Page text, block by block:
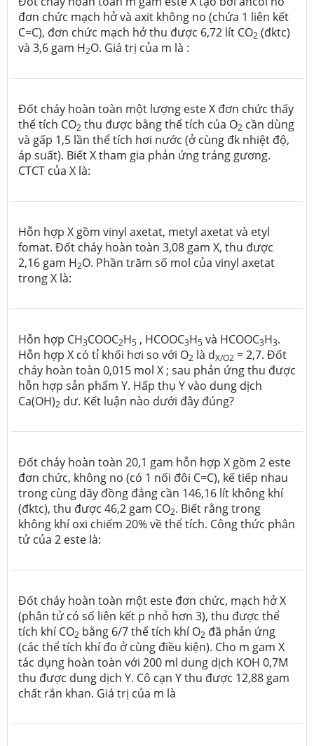
đơn chức mạch hở và axit không no (chứa 1 liên kết
C=C), đơn chức mạch hở thu được 6,72 lít CO2 (đktc)
và 3,6 gam H2O. Giá trị của m là :
Đốt cháy hoàn toàn một lượng este X đơn chức thấy
thể tích CO2 thu được bằng thể tích của O2 cần dùng
và gấp 1,5 lần thể tích hơi nước (ở cùng đk nhiệt độ,
áp suất). Biết X tham gia phản ứng tráng gương.
CTCT của X là:
Hỗn hợp X gồm vinyl axetat, metyl axetat và etyl
fomat. Đốt cháy hoàn toàn 3,08 gam X, thu được
2,16 gam H2O. Phần trăm số mol của vinyl axetat
trong X là:
Hỗn hợp CH3COOC2H5 , HCOOC3H5 và HCOOC3H3.
Hỗn hợp X có tỉ khối hơi so với O2 là dX/O2 = 2,7. Đốt
cháy hoàn toàn 0,015 mol X ; sau phản ứng thu được
hỗn hợp sản phẩm Y. Hấp thụ Y vào dung dịch
Ca(OH)2 dư. Kết luận nào dưới đây đúng?
Đốt cháy hoàn toàn 20,1 gam hỗn hợp X gồm 2 este
đơn chức, không no (có 1 nối đôi C=C), kế tiếp nhau
trong cùng dãy đồng đẳng cần 146,16 lít không khí
(đktc), thu được 46,2 gam CO2. Biết rằng trong
không khí oxi chiếm 20% về thể tích. Công thức phân
tử của 2 este là:
Đốt cháy hoàn toàn một este đơn chức, mạch hở X
(phân tử có số liên kết p nhỏ hơn 3), thu được thể
tích khí CO2 bằng 6/7 thể tích khí O­2 đã phản ứng
(các thể tích khí đo ở cùng điều kiện). Cho m gam X
tác dụng hoàn toàn với 200 ml dung dịch KOH 0,7M
thu được dung dịch Y. Cô cạn Y thu được 12,88 gam
chất rắn khan. Giá trị của m là